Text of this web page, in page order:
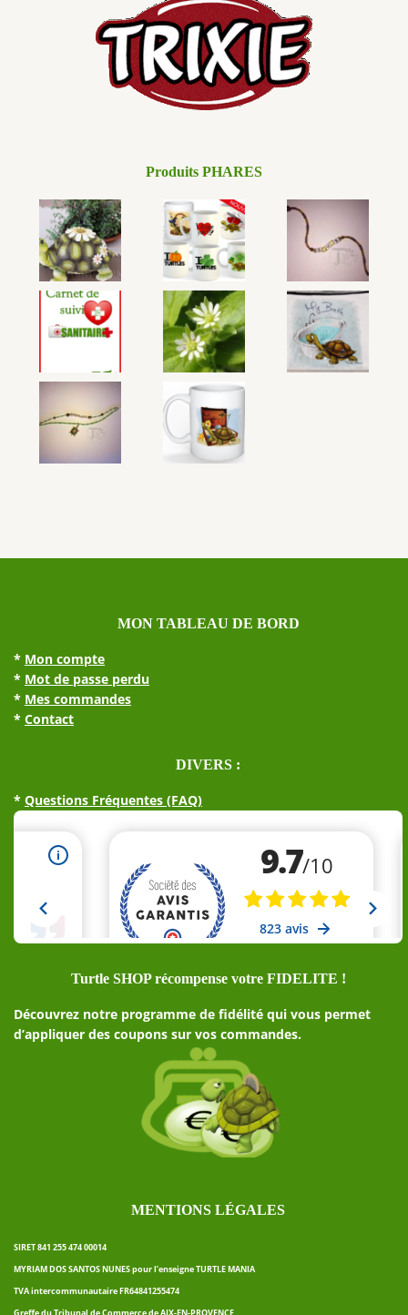
Produits PHARES
MON TABLEAU DE BORD
* Mon compte
* Mot de passe perdu
* Mes commandes
* Contact
DIVERS :
* Questions Fréquentes (FAQ)
Turtle SHOP récompense votre FIDELITE !
Découvrez notre programme de fidélité qui vous permet
d’appliquer des coupons sur vos commandes.
MENTIONS LÉGALES
SIRET 841 255 474 00014
MYRIAM DOS SANTOS NUNES pour l’enseigne TURTLE MANIA
TVA intercommunautaire FR64841255474